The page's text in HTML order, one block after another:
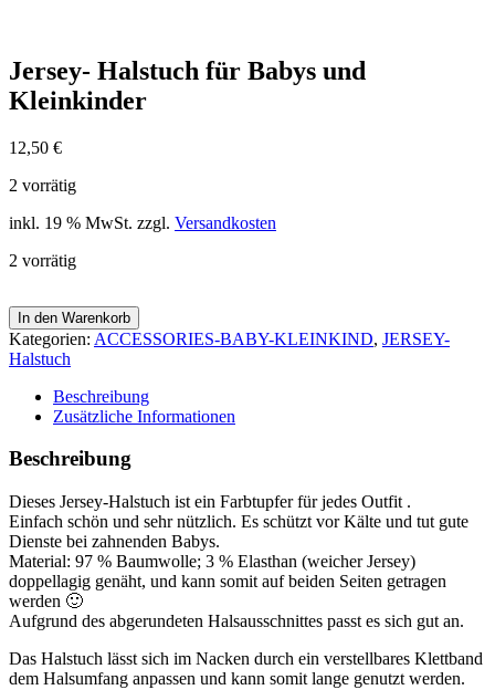
Jersey- Halstuch für Babys und
Kleinkinder
12,50 €
2 vorrätig
inkl. 19 % MwSt. zzgl. Versandkosten
2 vorrätig
In den Warenkorb
Kategorien: ACCESSORIES-BABY-KLEINKIND, JERSEY-
Halstuch
Beschreibung
Zusätzliche Informationen
Beschreibung
Dieses Jersey-Halstuch ist ein Farbtupfer für jedes Outfit .
Einfach schön und sehr nützlich. Es schützt vor Kälte und tut gute
Dienste bei zahnenden Babys.
Material: 97 % Baumwolle; 3 % Elasthan (weicher Jersey)
doppellagig genäht, und kann somit auf beiden Seiten getragen
werden 🙂
Aufgrund des abgerundeten Halsausschnittes passt es sich gut an.
Das Halstuch lässt sich im Nacken durch ein verstellbares Klettband
dem Halsumfang anpassen und kann somit lange genutzt werden.